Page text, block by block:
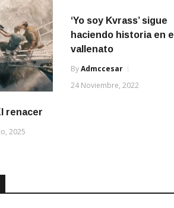
renacer
2025
‘Yo soy Kvrass’ sigue
haciendo historia en el
vallenato
ByAdmccesar
24 Noviembre, 2022